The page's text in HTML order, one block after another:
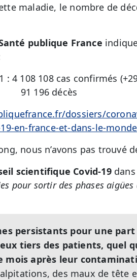
maladie, le nombre de
publique France
: 4 108 108 cas confirmés
dossiers/
en-france-et-dans-le-
nous n’avons pas trouvé
scientifique Covid-19dans
pour sortir des phases aigües
persistants pour une
tiers des patients, quel
mois après leur
des maux de tête